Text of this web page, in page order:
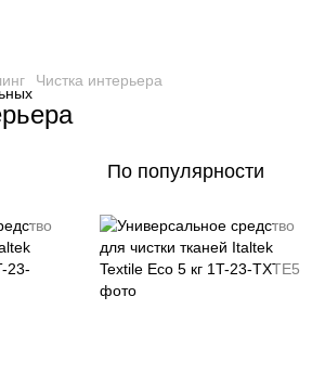
Чистка интерьера
По популярности